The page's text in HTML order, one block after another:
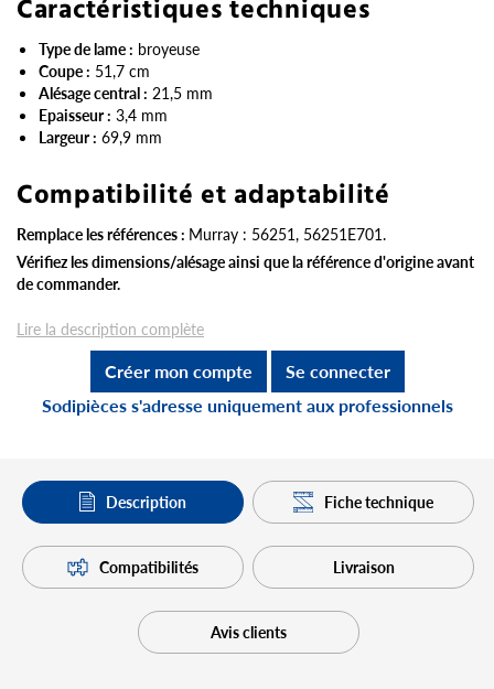
Caractéristiques techniques
Type de lame : broyeuse
Coupe : 51,7 cm
Alésage central : 21,5 mm
Epaisseur : 3,4 mm
Largeur : 69,9 mm
Compatibilité et adaptabilité
Remplace les références : Murray : 56251, 56251E701.
Vérifiez les dimensions/alésage ainsi que la référence d'origine avant
de commander.
Lire la description complète
Créer mon compte
Se connecter
Sodipièces s'adresse uniquement aux professionnels
Description Fiche technique
Compatibilités Livraison
Avis clients